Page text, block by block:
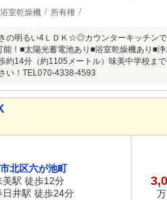
浴室乾燥機 所有権
明るい4ＬＤＫ☆◎カウンターキッチンで
！■太陽光蓄電池あり■浴室乾燥機あり■
約14分（約1105メートル）味美中学校
い！TEL070-4338-4593
北区六が池町
駅 徒歩12分
井駅 徒歩24分